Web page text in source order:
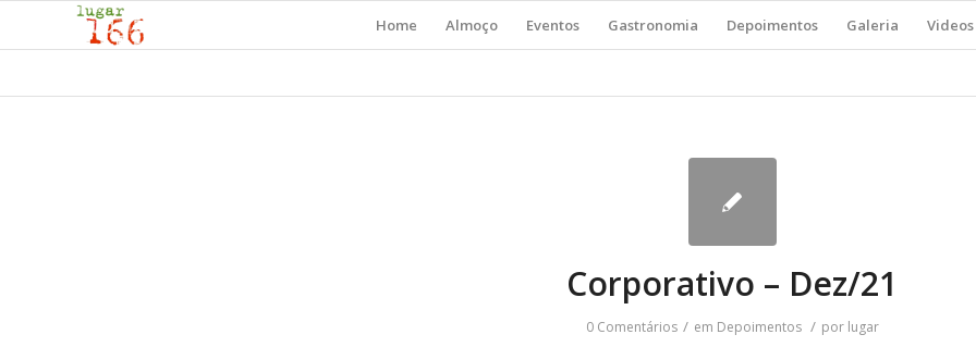
Home Almoço Eventos Gastronomia Depoimentos Galeria Videos
Corporativo – Dez/21
0 Comentários / em Depoimentos / por lugar